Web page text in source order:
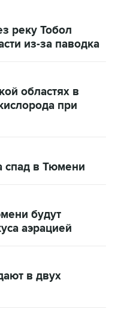
реку Тобол
из-за паводка
областях в
при
спад в Тюмени
будут
аэрацией
в двух